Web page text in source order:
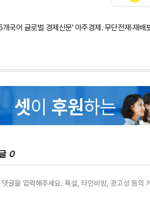
국어 글로벌 경제신문' 아주경제. 무단전재·재배
0